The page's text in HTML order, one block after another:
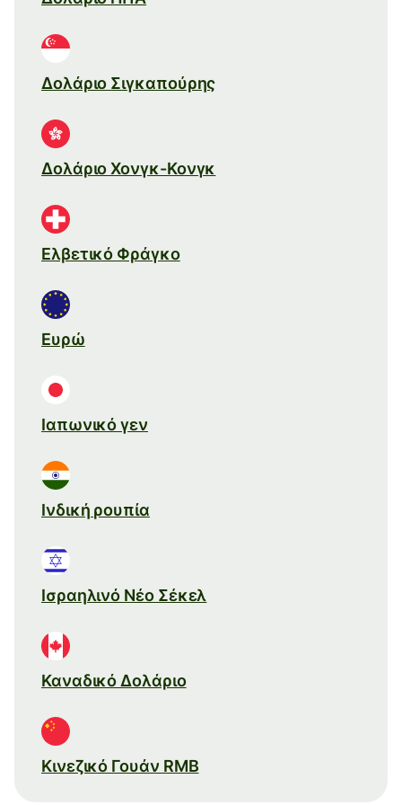
Δολάριο Σιγκαπούρης
Δολάριο Χονγκ-Κονγκ
Ελβετικό Φράγκο
Ευρώ
Ιαπωνικό γεν
Ινδική ρουπία
Ισραηλινό Νέο Σέκελ
Καναδικό Δολάριο
Κινεζικό Γουάν RMB